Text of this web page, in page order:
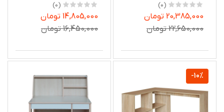
(0)
20,385,000 تومان
22,650,000 تومان
(0)
14,805,000 تومان
16,450,000 تومان
-10%